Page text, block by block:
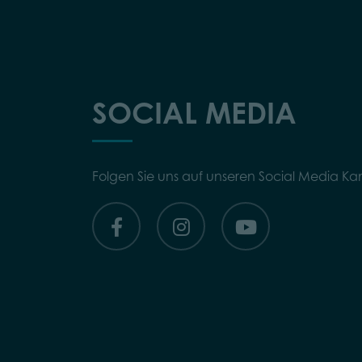
SOCIAL MEDIA
Folgen Sie uns auf unseren Social Media